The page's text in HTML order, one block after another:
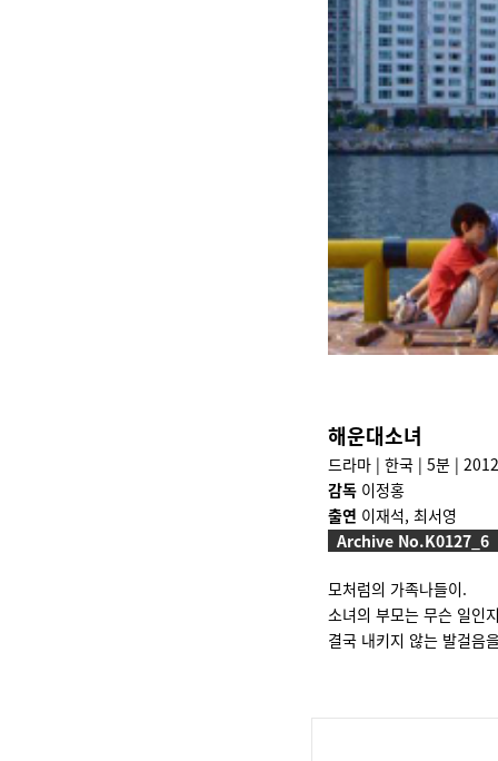
해운대소녀
드라마 | 한국 | 5분 | 2012
감독 이정홍
출연 이재석, 최서영
Archive No.K0127_6
모처럼의 가족나들이.
소녀의 부모는 무슨 일인
결국 내키지 않는 발걸음